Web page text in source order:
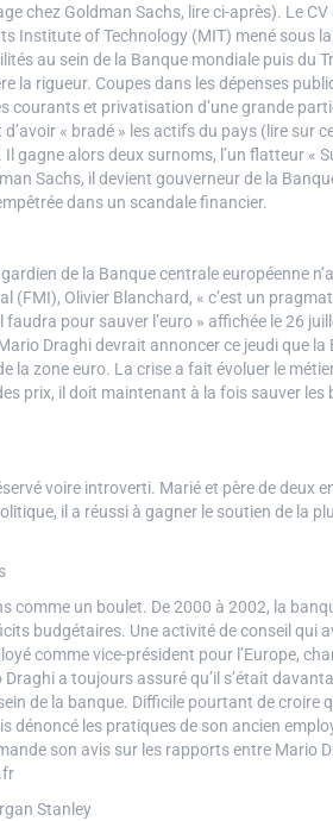
chez Goldman Sachs, lire ci-après). Le
Institute of Technology (MIT) mené sous
au sein de la Banque mondiale puis du
la rigueur. Coupes dans les dépenses
courants et privatisation d’une grande
« bradé » les actifs du pays (lire sur
gagne alors deux surnoms, l’un flatteur «
Sachs, il devient gouverneur de la
dans un scandale financier.
de la Banque centrale européenne
(FMI), Olivier Blanchard, « c’est un
pour sauver l’euro » affichée le 26
Draghi devrait annoncer ce jeudi que la
la zone euro. La crise a fait évoluer le
prix, il doit maintenant à la fois sauver les
voire introverti. Marié et père de deux
il a réussi à gagner le soutien de la
comme un boulet. De 2000 à 2002, la
budgétaires. Une activité de conseil qui
comme vice-président pour l’Europe,
a toujours assuré qu’il s’était
de la banque. Difficile pourtant de croire
dénoncé les pratiques de son ancien
son avis sur les rapports entre Mario
Stanley